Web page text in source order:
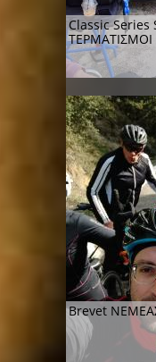
Classic
ΤΕΡΜΑΤΙΣΜΟΙ
Βrevet